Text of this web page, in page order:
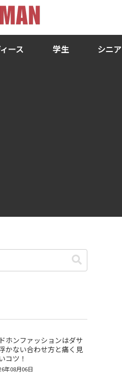
ース 学生 シニア
ホンファッションはダサ
かない合わせ方と痛く見
コツ！
年08月06日